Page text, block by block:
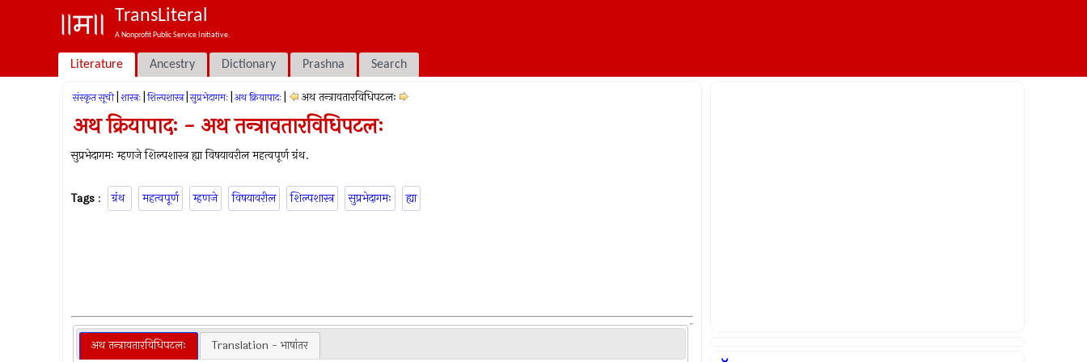
TransLiteral
A Nonprofit Public Service Initiative.
Literature Ancestry Dictionary Prashna Search
संस्कृत सूची शास्त्रः शिल्पशास्त्र सुप्रभेदागमः अथ क्रियापादः अथ तन्त्रावतारविधिपटलः
अथ क्रियापादः - अथ तन्त्रावतारविधिपटलः
सुप्रभेदागमः म्हणजे शिल्पशास्त्र ह्या विषयावरील महत्वपूर्ण ग्रंथ.
Tags : ग्रंथ महत्वपूर्ण म्हणजे विषयावरील शिल्पशास्त्र सुप्रभेदागमः ह्या
अथ तन्त्रावतारविधिपटलः Translation - भाषांतर